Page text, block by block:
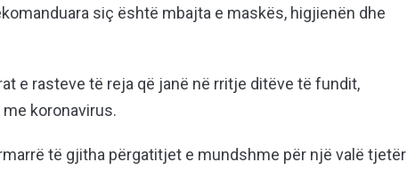
siç është mbajta e maskës, higjienën dhe
e rasteve të reja që janë në rritje ditëve të fundit,
koronavirus.
të gjitha përgatitjet e mundshme për një valë tjetër